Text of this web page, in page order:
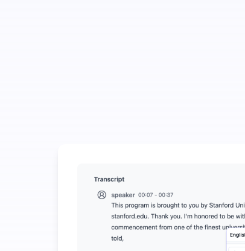
UniScribe tarjoaa 120 minuuttia ilmaista
Lisää tekoälyominaisuuksia saatavilla
Luo automaattisesti tiivistelmiä,